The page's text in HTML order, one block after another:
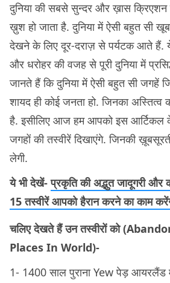
दुनिया की सबसे सुन्दर और ख़ास
ख़ुश हो जाता है. दुनिया में ऐसी बहुत सी
देखने के लिए दूर-दराज़ से पर्यटक आते हैं.
और धरोहर की वजह से पूरी दुनिया में
जानते हैं कि दुनिया में ऐसी बहुत सी जगहें
शायद ही कोई जनता हो. जिनका अस्तित्व
है. इसीलिए आज हम आपको इस आर्टिकल
जगहों की तस्वीरें दिखाएंगे. जिनकी
लेगी.
ये भी देखें-प्रकृति की अद्भुत जादूगरी
15 तस्वीरें आपको हैरान करने का काम
चलिए देखते हैं उन तस्वीरों को
Places In World)-
1- 1400 साल पुराना Yew पेड़ आयरलैंड